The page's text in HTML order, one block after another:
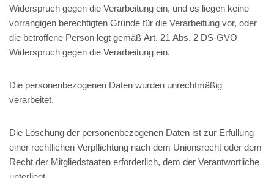
Widerspruch gegen die Verarbeitung ein, und es liegen keine
vorrangigen berechtigten Gründe für die Verarbeitung vor, oder
die betroffene Person legt gemäß Art. 21 Abs. 2 DS-GVO
Widerspruch gegen die Verarbeitung ein.
Die personenbezogenen Daten wurden unrechtmäßig
verarbeitet.
Die Löschung der personenbezogenen Daten ist zur Erfüllung
einer rechtlichen Verpflichtung nach dem Unionsrecht oder dem
Recht der Mitgliedstaaten erforderlich, dem der Verantwortliche